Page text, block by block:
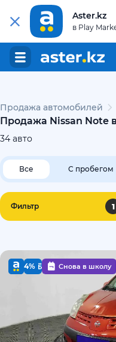
Aster.kz
в Play
Продажа автомобилей
Продажа Nissan Note
34 авто
Все С пробегом
Фильтр 1
4% Снова в школу